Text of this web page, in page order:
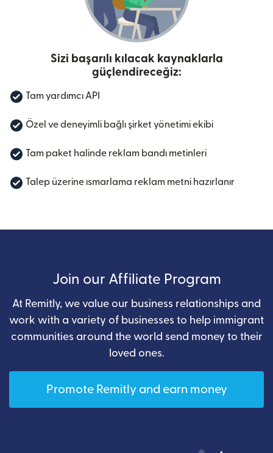
Sizi başarılı kılacak kaynaklarla
güçlendireceğiz:
Tam yardımcı API
Özel ve deneyimli bağlı şirket yönetimi ekibi
Tam paket halinde reklam bandı metinleri
Talep üzerine ısmarlama reklam metni hazırlanır
Join our Affiliate Program
At Remitly, we value our business relationships and
work with a variety of businesses to help immigrant
communities around the world send money to their
loved ones.
Promote Remitly and earn money